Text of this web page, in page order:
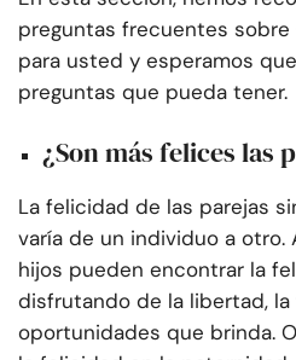
preguntas frecuentes
para usted y esperamos
preguntas que pueda tener.
¿Son más felices las
La felicidad de las parejas
varía de un individuo a otro.
hijos pueden encontrar la
disfrutando de la libertad,
oportunidades que brinda.